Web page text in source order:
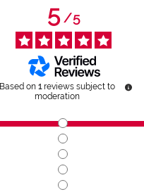
5/5
Based on 1 reviews subject to
moderation